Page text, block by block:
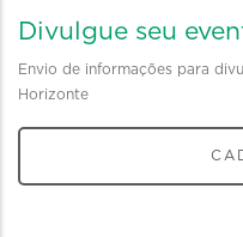
Divulgue seu
Envio de informações para
Horizonte